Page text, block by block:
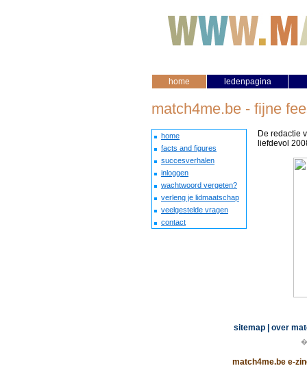
home ledenpagina
match4me.be - fijne
home
facts and figures
succesverhalen
inloggen
wachtwoord vergeten?
verleng je lidmaatschap
veelgestelde vragen
contact
De redactie
liefdevol
sitemap over
�
match4me.be e-